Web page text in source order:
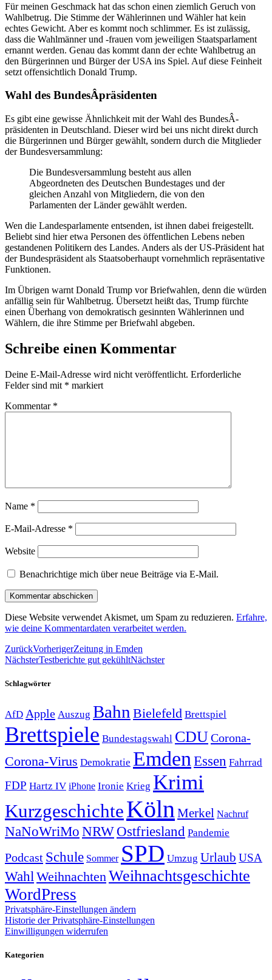
Für meinen Geschmack hat das schon einen ziemlich Geruch von
Wahlbetrug. Die Stimme der Wählerinnen und Wähler hat kein
echtes Gewicht. Aber es kommt noch schlimmer. Es ist zulässig,
dass die Wahlmänner und -frauen vom jeweiligen Staatsparlament
ernannt werden. Genau das kommt dann der echte Wahlbetrug an
den Bürgerinnen und Bürger der USA ins Spiel. Auf diese Feinheit
setzt offensichtlich Donald Trump.
Wahl des BundesÂ­präsidenten
Es gibt eine gewisse Ähnlichkeit mit der Wahl des BundesÂ­
präsidenten in Deutschland. Dieser wird bei uns nicht direkt durch
die Bürgerinnen und Bürger gewählt, sondern durch die Mitglieder
der Bundesversammlung:
Die Bundesversammlung besteht aus allen
Abgeordneten des Deutschen Bundestages und der
gleichen Anzahl von Mitgliedern, die von den
Parlamenten der Länder gewählt werden.
Wen die Landesparlamente entsenden, ist ihnen dabei freigestellt.
Beliebt sind hier etwa Personen des öffentlichen Lebens neben
gestandenen Politikern des Landes. Anders als der US-Präsident hat
der Bundespräsident als Staatsoberhaupt vornehmlich repräsentative
Funktionen.
Im Übrigen warnt Donald Trump vor Briefwahlen, denn die würden
anfällig sein für Wahlbetrug. Übersetzt heißt das, Trump fürchte
einen Überhang von demokratisch gesinnten Wählerinnen und
Wählern, die ihre Stimme per Briefwahl abgeben.
Schreibe einen Kommentar
Deine E-Mail-Adresse wird nicht veröffentlicht. Erforderliche
Felder sind mit * markiert
Kommentar *
Name *
E-Mail-Adresse *
Website
Benachrichtige mich über neue Beiträge via E-Mail.
Diese Website verwendet Akismet, um Spam zu reduzieren. Erfahre,
wie deine Kommentardaten verarbeitet werden.
ZurückVorherigerZeitung in Emden
NächsterTestberichte gut gekühltNächster
Schlagwörter
AfD Apple Auszug Bahn Bielefeld Brettspiel
Brettspiele Bundestagswahl CDUCorona-
Corona-Virus Demokratie Emden Essen Fahrrad
FDP Hartz IV iPhone Ironie Krieg Krimi
KurzgeschichteKölnMerkel Nachruf
NaNoWriMo NRWOstfriesland Pandemie
Podcast Schule Sommer SPD Umzug Urlaub USA
Wahl WeihnachtenWeihnachtsgeschichte
WordPress
Privatsphäre-Einstellungen ändern
Historie der Privatsphäre-Einstellungen
Einwilligungen widerrufen
Kategorien